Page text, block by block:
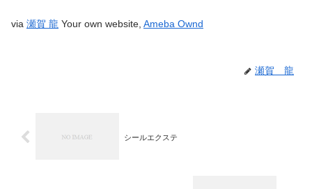
via 瀬賀 龍 Your own website, Ameba Ownd
瀬賀 龍
シールエクステ